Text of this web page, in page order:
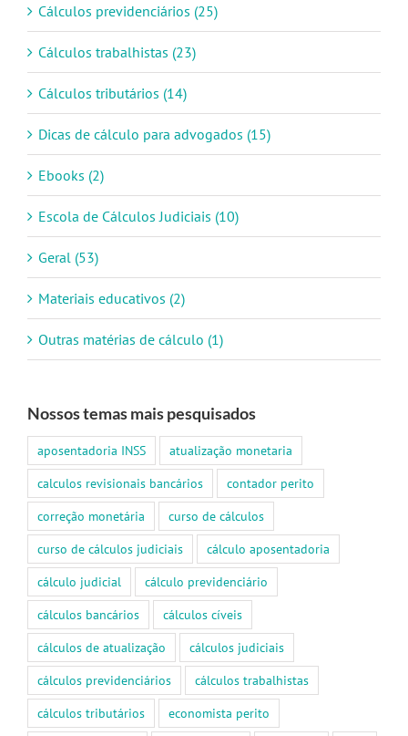
Cálculos previdenciários (25)
Cálculos trabalhistas (23)
Cálculos tributários (14)
Dicas de cálculo para advogados (15)
Ebooks (2)
Escola de Cálculos Judiciais (10)
Geral (53)
Materiais educativos (2)
Outras matérias de cálculo (1)
Nossos temas mais pesquisados
aposentadoria INSS
atualização monetaria
calculos revisionais bancários
contador perito
correção monetária
curso de cálculos
curso de cálculos judiciais
cálculo aposentadoria
cálculo judicial
cálculo previdenciário
cálculos bancários
cálculos cíveis
cálculos de atualização
cálculos judiciais
cálculos previdenciários
cálculos trabalhistas
cálculos tributários
economista perito